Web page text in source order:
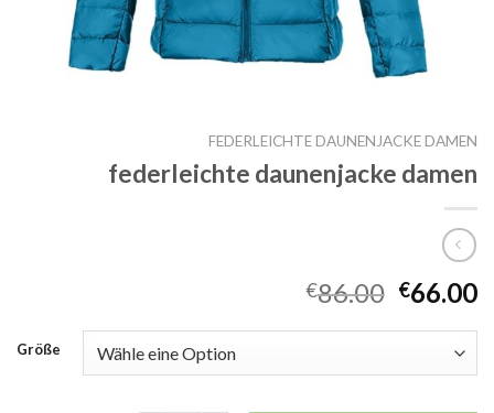
FEDERLEICHTE DAUNENJACKE DAMEN
federleichte daunenjacke damen
€86.00 €66.00
Größe